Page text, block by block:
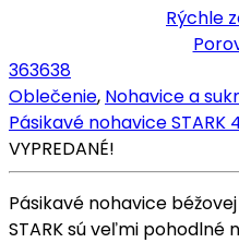
Rýchle
363638
Oblečenie, Nohavice a
Pásikavé nohavice STARK
VYPREDANÉ!
Pásikavé nohavice
STARK sú veľmi pohodlné